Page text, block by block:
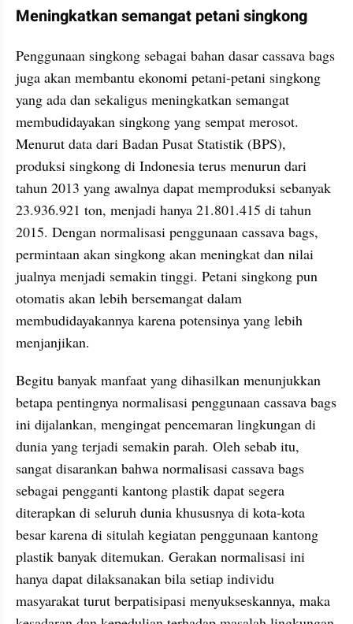
Meningkatkan semangat petani singkong
Penggunaan singkong sebagai bahan dasar cassava bags
juga akan membantu ekonomi petani-petani singkong
yang ada dan sekaligus meningkatkan semangat
membudidayakan singkong yang sempat merosot.
Menurut data dari Badan Pusat Statistik (BPS),
produksi singkong di Indonesia terus menurun dari
tahun 2013 yang awalnya dapat memproduksi sebanyak
23.936.921 ton, menjadi hanya 21.801.415 di tahun
2015. Dengan normalisasi penggunaan cassava bags,
permintaan akan singkong akan meningkat dan nilai
jualnya menjadi semakin tinggi. Petani singkong pun
otomatis akan lebih bersemangat dalam
membudidayakannya karena potensinya yang lebih
menjanjikan.
Begitu banyak manfaat yang dihasilkan menunjukkan
betapa pentingnya normalisasi penggunaan cassava bags
ini dijalankan, mengingat pencemaran lingkungan di
dunia yang terjadi semakin parah. Oleh sebab itu,
sangat disarankan bahwa normalisasi cassava bags
sebagai pengganti kantong plastik dapat segera
diterapkan di seluruh dunia khususnya di kota-kota
besar karena di situlah kegiatan penggunaan kantong
plastik banyak ditemukan. Gerakan normalisasi ini
hanya dapat dilaksanakan bila setiap individu
masyarakat turut berpatisipasi menyukseskannya, maka